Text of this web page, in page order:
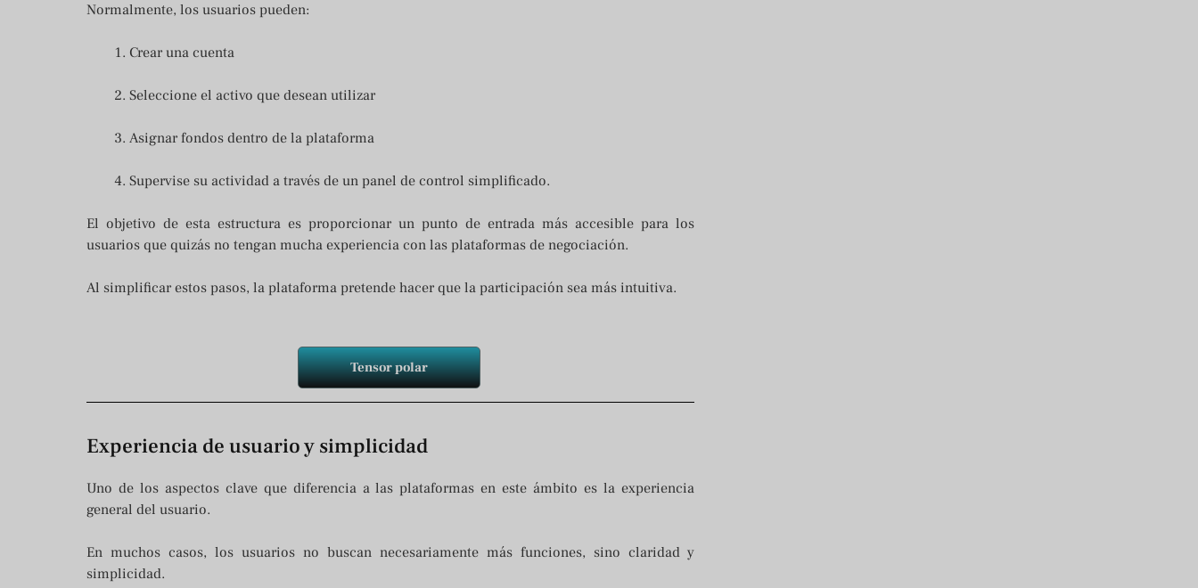
Normalmente, los usuarios pueden:
Crear una cuenta
Seleccione el activo que desean utilizar
Asignar fondos dentro de la plataforma
Supervise su actividad a través de un panel de control simplificado.
El objetivo de esta estructura es proporcionar un punto de entrada más accesible para los
usuarios que quizás no tengan mucha experiencia con las plataformas de negociación.
Al simplificar estos pasos, la plataforma pretende hacer que la participación sea más intuitiva.
Tensor polar
Experiencia de usuario y simplicidad
Uno de los aspectos clave que diferencia a las plataformas en este ámbito es la experiencia
general del usuario.
En muchos casos, los usuarios no buscan necesariamente más funciones, sino claridad y
simplicidad.